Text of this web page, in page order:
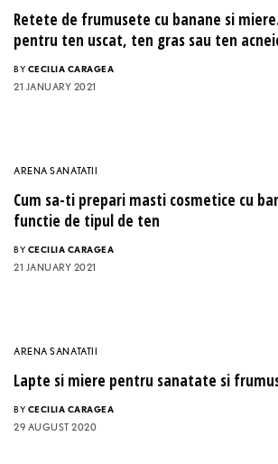
Retete de frumusete cu banane si
pentru ten uscat, ten gras sau ten
BY CECILIA CARAGEA
21 JANUARY 2021
ARENA SANATATII
Cum sa-ti prepari masti cosmetice cu
functie de tipul de ten
BY CECILIA CARAGEA
21 JANUARY 2021
ARENA SANATATII
Lapte si miere pentru sanatate si
BY CECILIA CARAGEA
29 AUGUST 2020